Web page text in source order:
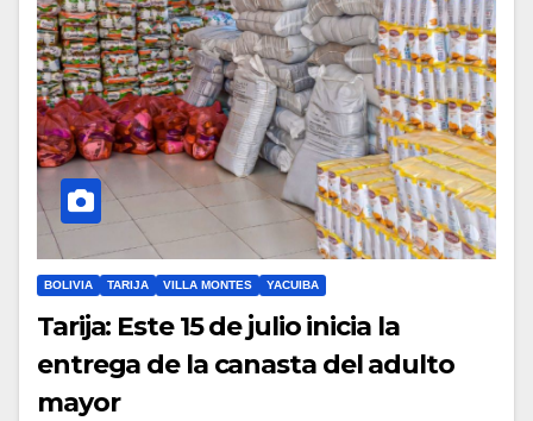
BOLIVIA TARIJA VILLA MONTES YACUIBA
Tarija: Este 15 de julio inicia la
entrega de la canasta del adulto
mayor